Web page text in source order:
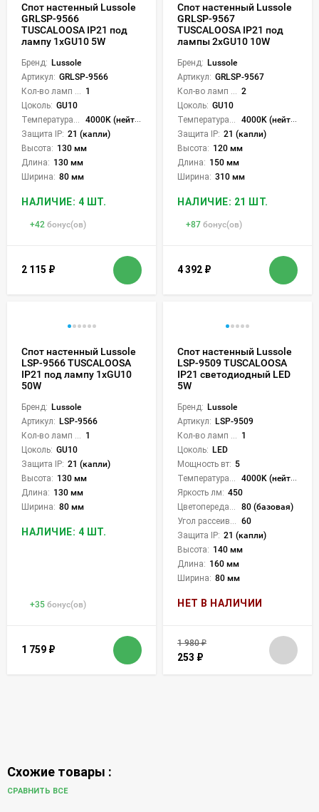
Спот настенный Lussole
GRLSP-9566
TUSCALOOSA IP21 под
лампу 1xGU10 5W
Бренд: Lussole
Артикул: GRLSP-9566
1
Цоколь: GU10
4000K (нейтральный)
Защита IP: 21 (капли)
Высота: 130 мм
Длина: 130 мм
Ширина: 80 мм
НАЛИЧИЕ: 4 ШТ.
+42 бонус(ов)
2 115 ₽
Спот настенный Lussole
GRLSP-9567
TUSCALOOSA IP21 под
лампы 2xGU10 10W
Бренд: Lussole
Артикул: GRLSP-9567
2
Цоколь: GU10
4000K (нейтральный)
Защита IP: 21 (капли)
Высота: 120 мм
Длина: 150 мм
Ширина: 310 мм
НАЛИЧИЕ: 21 ШТ.
+87 бонус(ов)
4 392 ₽
Спот настенный Lussole
LSP-9566 TUSCALOOSA
IP21 под лампу 1xGU10
50W
Бренд: Lussole
Артикул: LSP-9566
1
Цоколь: GU10
Защита IP: 21 (капли)
Высота: 130 мм
Длина: 130 мм
Ширина: 80 мм
НАЛИЧИЕ: 4 ШТ.
+35 бонус(ов)
1 759 ₽
Спот настенный Lussole
LSP-9509 TUSCALOOSA
IP21 светодиодный LED
5W
Бренд: Lussole
Артикул: LSP-9509
1
Цоколь: LED
Мощность вт: 5
4000K (нейтральный)
Яркость лм: 450
80 (базовая)
60
Защита IP: 21 (капли)
Высота: 140 мм
Длина: 160 мм
Ширина: 80 мм
НЕТ В НАЛИЧИИ
1 980₽
253 ₽
Схожие товары :
СРАВНИТЬ ВСЕ